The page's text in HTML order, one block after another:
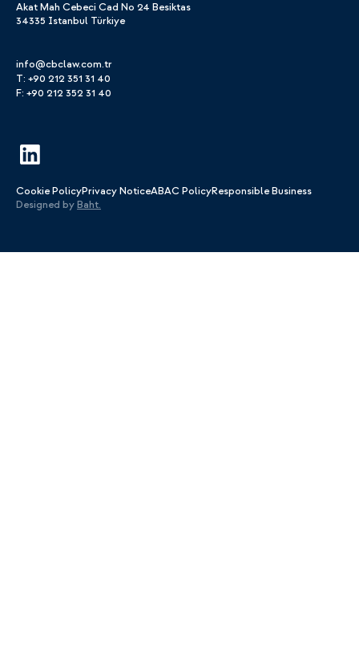
Akat Mah Cebeci Cad No 24 Besiktas
34335 Istanbul Türkiye
info@cbclaw.com.tr
T: +90 212 351 31 40
F: +90 212 352 31 40
Cookie PolicyPrivacy NoticeABAC PolicyResponsible Business
Designed byBaht.